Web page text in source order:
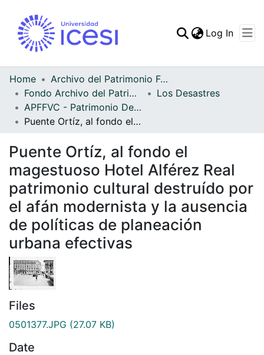
Statistics
Log In
Home
Archivo del Patrimonio Fotográfico y Fílmico del Valle del Cauca
Fondo Archivo del Patrimonio Fotográfico y Fílmico del Valle del Cauca
Los Desastres
APFFVC - Patrimonio Destruido - Patrimonial
Puente Ortíz, al fondo el magestuoso Hotel Alférez Real patrimonio cultural destruído por el afán modernista y la ausencia de políticas de planeación urbana efectivas
Puente Ortíz, al fondo el
magestuoso Hotel Alférez Real
patrimonio cultural destruído por
el afán modernista y la ausencia
de políticas de planeación
urbana efectivas
Files
0501377.JPG (27.07 KB)
Date